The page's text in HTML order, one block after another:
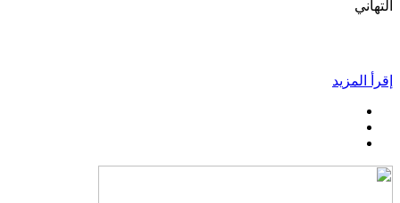
التهاني
إقرأ المزيد